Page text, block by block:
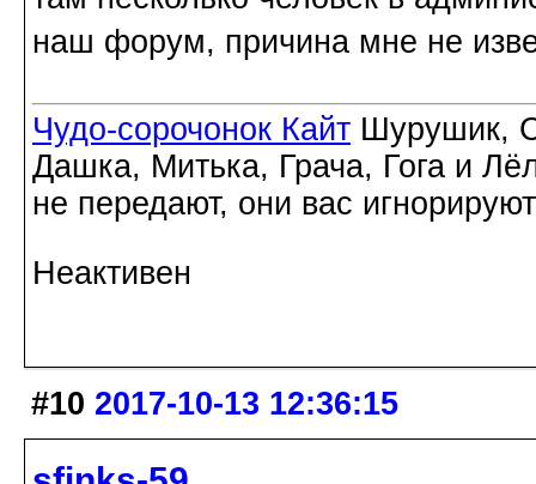
наш форум, причина мне не
Чудо-сорочонок Кайт Шурушик,
Дашка, Митька, Грача, Гога и
не передают, они вас игнорируют
Неактивен
#10 2017-10-13 12:36:15